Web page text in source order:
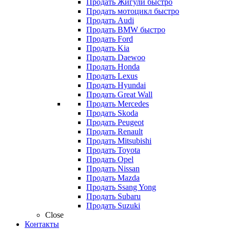
Продать Жигули быстро
Продать мотоцикл быстро
Продать Audi
Продать BMW быстро
Продать Ford
Продать Kia
Продать Daewoo
Продать Honda
Продать Lexus
Продать Hyundai
Продать Great Wall
Продать Mercedes
Продать Skoda
Продать Peugeot
Продать Renault
Продать Mitsubishi
Продать Toyota
Продать Opel
Продать Nissan
Продать Mazda
Продать Ssang Yong
Продать Subaru
Продать Suzuki
Close
Контакты